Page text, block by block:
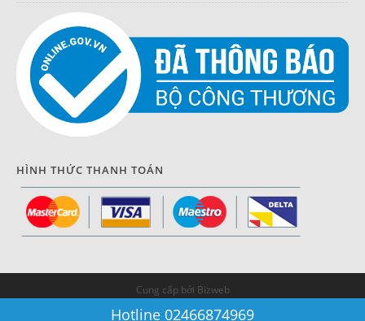
HÌNH THỨC THANH TOÁN
Cung cấp bởi Bizweb
Hotline 02466874969